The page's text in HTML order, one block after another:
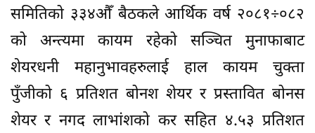
समितिको ३३४औँ बैठकले आर्थिक वर्ष २०८१÷०८२
को अन्त्यमा कायम रहेको सञ्चित मुनाफाबाट
शेयरधनी महानुभावहरुलाई हाल कायम चुक्ता
पुँजीको ६ प्रतिशत बोनश शेयर र प्रस्तावित बोनस
शेयर र नगद लाभांशको कर सहित ४.५३ प्रतिशत